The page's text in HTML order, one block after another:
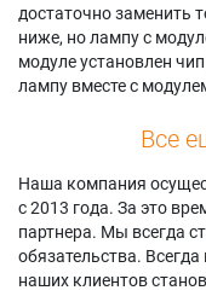
достаточно заменить
ниже, но лампу с
модуле установлен
лампу вместе с
Все
Наша компания
с 2013 года. За это
партнера. Мы всегда
обязательства.
наших клиентов